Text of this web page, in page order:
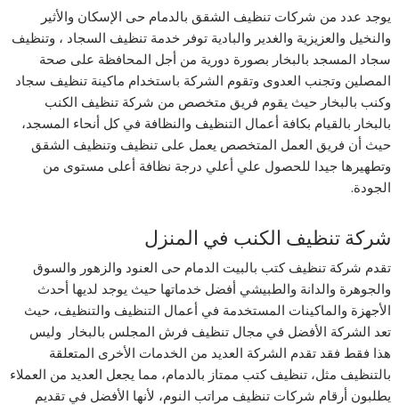
يوجد عدد من شركات تنظيف الشقق بالدمام حى الإسكان والأثير
والنخيل والعزيزية والغدير والبادية توفر خدمة تنظيف السجاد ، وتنظيف
سجاد المسجد بالبخار بصورة دورية من أجل المحافظة على صحة
المصلين وتجنب العدوى وتقوم الشركة باستخدام ماكينة تنظيف سجاد
وكنب بالبخار حيث يقوم فريق متخصص من شركة تنظيف الكنب
بالبخار بالقيام بكافة أعمال التنظيف والنظافة في كل أنحاء المسجد،
حيث أن فريق العمل المتخصص يعمل على تنظيف وتنظيف الشقق
وتطهيرها جيدا للحصول علي أعلي درجة نظافة أعلى مستوى من
الجودة.
شركة تنظيف الكنب في المنزل
تقدم شركة تنظيف كتب بالبيت الدمام حى العنود والزهور والسوق
والجوهرة والدانة والطبيشي أفضل خدماتها حيث يوجد لديها أحدث
الأجهزة والماكينات المستخدمة في أعمال التنظيف والتنظيف، حيث
تعد الشركة الأفضل في مجال تنظيف فرش المجلس بالبخار وليس
هذا فقط فقد تقدم الشركة العديد من الخدمات الأخرى المتعلقة
بالتنظيف مثل، تنظيف كتب ممتاز بالدمام، مما يجعل العديد من العملاء
يطلبون أرقام شركات تنظيف مراتب النوم، لأنها الأفضل في تقديم